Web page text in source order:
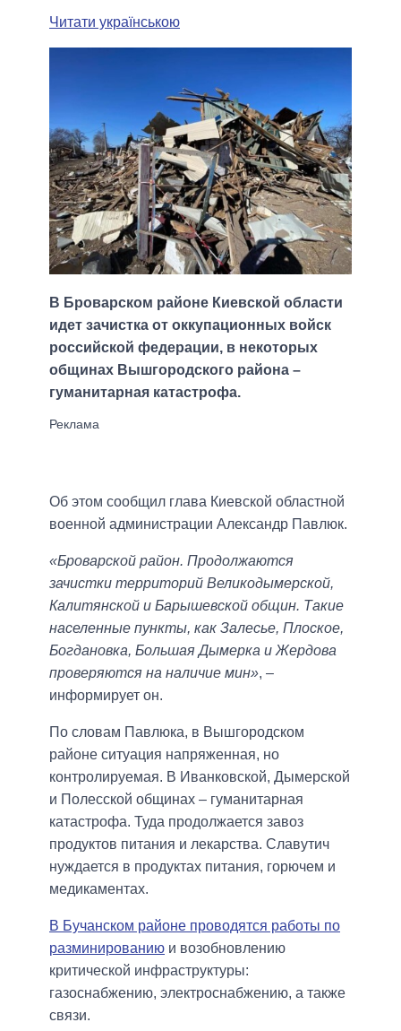
Читати українською
В Броварском районе Киевской области
идет зачистка от оккупационных войск
российской федерации, в некоторых
общинах Вышгородского района –
гуманитарная катастрофа.
Об этом сообщил глава Киевской областной
военной администрации Александр Павлюк.
«Броварской район. Продолжаются
зачистки территорий Великодымерской,
Калитянской и Барышевской общин. Такие
населенные пункты, как Залесье, Плоское,
Богдановка, Большая Дымерка и Жердова
проверяются на наличие мин», –
информирует он.
По словам Павлюка, в Вышгородском
районе ситуация напряженная, но
контролируемая. В Иванковской, Дымерской
и Полесской общинах – гуманитарная
катастрофа. Туда продолжается завоз
продуктов питания и лекарства. Славутич
нуждается в продуктах питания, горючем и
медикаментах.
В Бучанском районе проводятся работы по
разминированию и возобновлению
критической инфраструктуры:
газоснабжению, электроснабжению, а также
связи.